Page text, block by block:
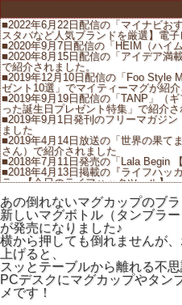
■2022年6月22日配信の「マイナビお
スタバなど人気ブランドを厳選】電
■2020年9月7日配信の「HEIM（ハイ
■2020年8月15日配信の「アイデア満
で紹介されました。
■2019年12月10日配信の「Foo Style
ゼント10選」でマイティーマグが紹
■2019年9月19日配信の「TANP」（
った誕生日プレゼント特集」で紹介さ
■2019年9月1日発刊のフリーマガジ
ました
■2019年4月14日放送の「世界の果て
さん）で紹介されました
■2018年7月11日発売の「Lala Begin
■2018年4月13日掲載の『ライフハッ
ラー【今日のライフハックツール】
フーニュース（Yahoo!ニュース）に
■2018年2月7日放送の「ごごナマ」
■2017年11月28日配信の「&GP」（
Press（グッズプレス）さんプロデュ
■2016年10月15日発行の「ボン・ビ
■2016年5月20日発行の「ヤングガ
■2014年12月17日放送の「ZIP!」（日
■2014年9月17日の「TIPS+」（オー
■2014年9月16日発売の「DIME 2014
■2014年9月7日発売「CHANTO 10月
■2014年6月10日放送の「スーパーニ
あの倒れないマグカップのブ
新しいマグボトル（タンブラ
が発売になりました♪
横から押しても倒れませんが
上げると、
スッとテーブルから離れる不
PCデスクにマグカップやタン
メです！